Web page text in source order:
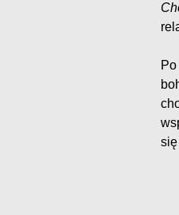
się